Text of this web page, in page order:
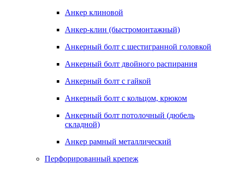
Анкер клиновой
Анкер-клин (быстромонтажный)
Анкерный болт с шестигранной головкой
Анкерный болт двойного распирания
Анкерный болт с гайкой
Анкерный болт с кольцом, крюком
Анкерный болт потолочный (дюбель
складной)
Анкер рамный металлический
Перфорированный крепеж